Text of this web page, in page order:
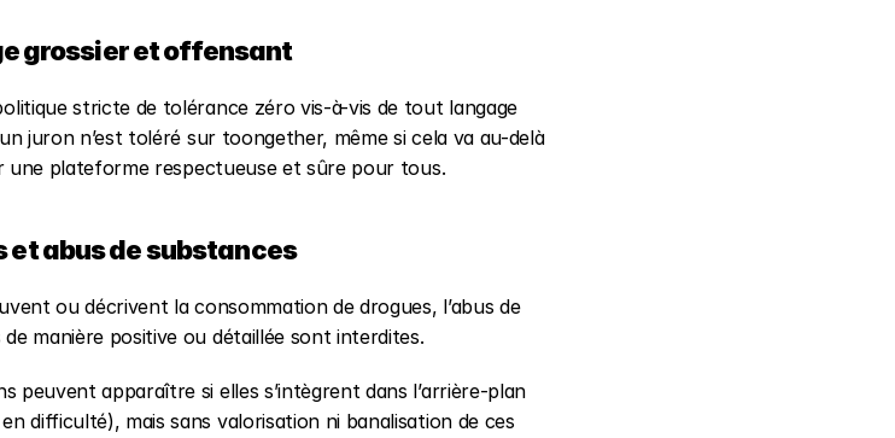
grossier et offensant
stricte de tolérance zéro vis-à-vis de tout langage
juron n’est toléré sur toongether, même si cela va au-delà
une plateforme respectueuse et sûre pour tous.
et abus de substances
ou décrivent la consommation de drogues, l’abus de
manière positive ou détaillée sont interdites.
peuvent apparaître si elles s’intègrent dans l’arrière-plan
difficulté), mais sans valorisation ni banalisation de ces